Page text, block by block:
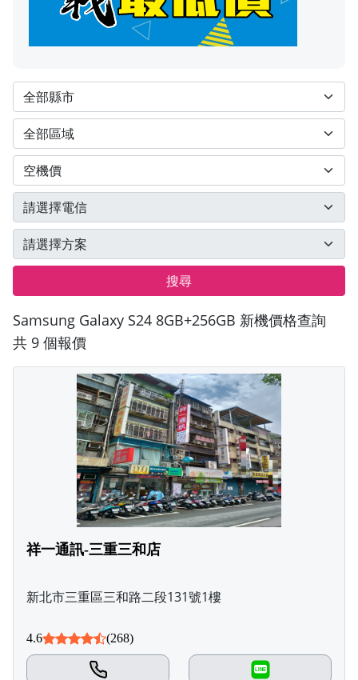
搜尋
Samsung Galaxy S24 8GB+256GB 新機價格查詢
共 9 個報價
祥一通訊-三重三和店
新北市三重區三和路二段131號1樓
4.6 (268)
LINE